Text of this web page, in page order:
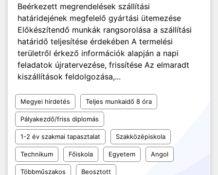
Beérkezett megrendelések szállítási
határidejének megfelelő gyártási ütemezése
Előkészítendő munkák rangsorolása a szállítási
határidő teljesítése érdekében A termelési
területről érkező információk alapján a napi
feladatok újratervezése, frissítése Az elmaradt
kiszállítások feldolgozása,...
Megyei hirdetés Teljes munkaidő 8 óra
Pályakezdő/friss diplomás
1-2 év szakmai tapasztalat Szakközépiskola
Technikum Főiskola Egyetem Angol
Többműszakos Beosztott